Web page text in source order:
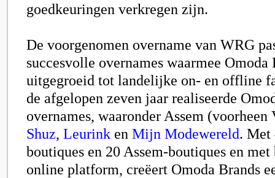
goedkeuringen verkregen zijn.
De voorgenomen overname van WRG
succesvolle overnames waarmee Omoda
uitgegroeid tot landelijke on- en offline
de afgelopen zeven jaar realiseerde
overnames, waaronder Assem (voorheen
Shuz, Leurink en Mijn Modewereld. Met
boutiques en 20 Assem-boutiques en met
online platform, creëert Omoda Brands